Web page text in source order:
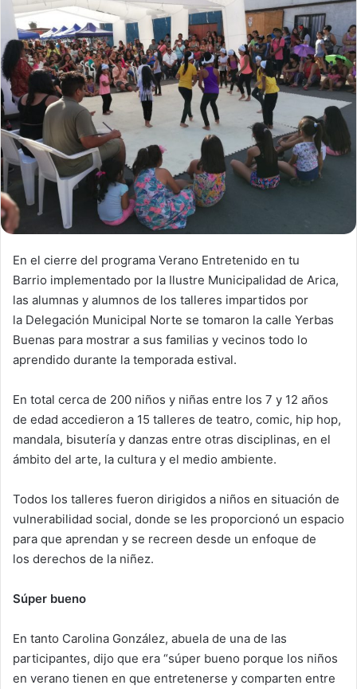
n
e
m
a
i
l
En el cierre del programa Verano Entretenido en tu
Barrio implementado por la Ilustre Municipalidad de Arica,
las alumnas y alumnos de los talleres impartidos por
la Delegación Municipal Norte se tomaron la calle Yerbas
Buenas para mostrar a sus familias y vecinos todo lo
aprendido durante la temporada estival.
En total cerca de 200 niños y niñas entre los 7 y 12 años
de edad accedieron a 15 talleres de teatro, comic, hip hop,
mandala, bisutería y danzas entre otras disciplinas, en el
ámbito del arte, la cultura y el medio ambiente.
Todos los talleres fueron dirigidos a niños en situación de
vulnerabilidad social, donde se les proporcionó un espacio
para que aprendan y se recreen desde un enfoque de
los derechos de la niñez.
Súper bueno
En tanto Carolina González, abuela de una de las
participantes, dijo que era “súper bueno porque los niños
en verano tienen en que entretenerse y comparten entre